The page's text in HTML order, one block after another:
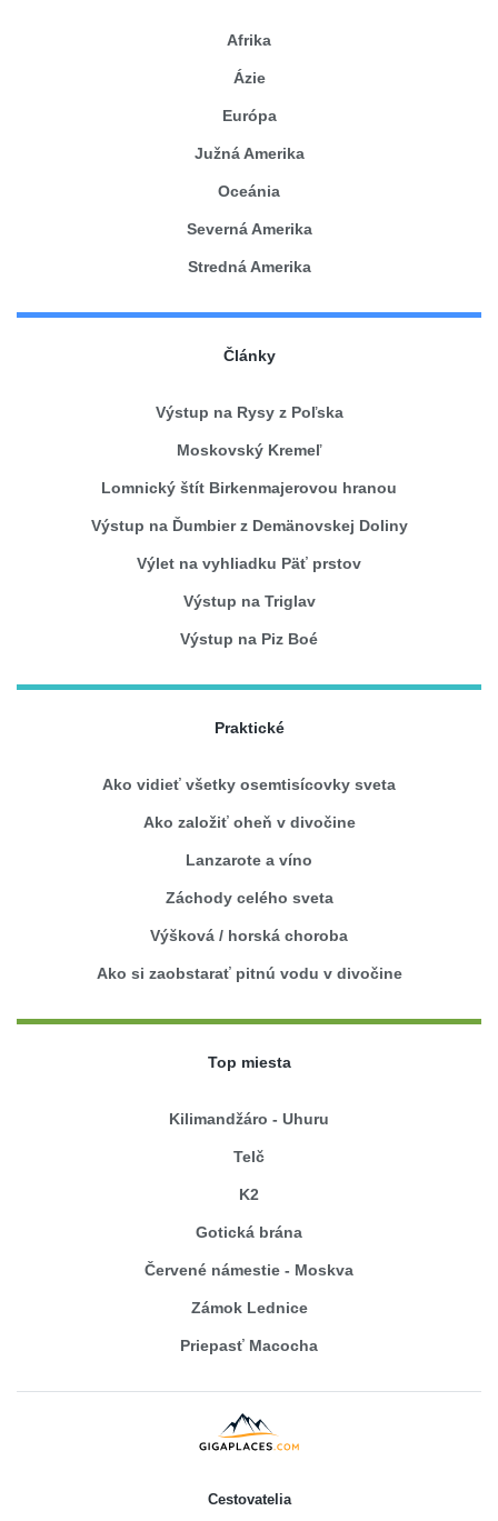
Afrika
Ázie
Európa
Južná Amerika
Oceánia
Severná Amerika
Stredná Amerika
Články
Výstup na Rysy z Poľska
Moskovský Kremeľ
Lomnický štít Birkenmajerovou hranou
Výstup na Ďumbier z Demänovskej Doliny
Výlet na vyhliadku Päť prstov
Výstup na Triglav
Výstup na Piz Boé
Praktické
Ako vidieť všetky osemtisícovky sveta
Ako založiť oheň v divočine
Lanzarote a víno
Záchody celého sveta
Výšková / horská choroba
Ako si zaobstarať pitnú vodu v divočine
Top miesta
Kilimandžáro - Uhuru
Telč
K2
Gotická brána
Červené námestie - Moskva
Zámok Lednice
Priepasť Macocha
Cestovatelia